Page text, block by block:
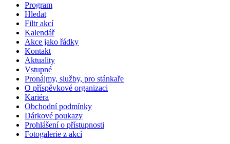
Program
Hledat
Filtr akcí
Kalendář
Akce jako řádky
Kontakt
Aktuality
Vstupné
Pronájmy, služby, pro stánkaře
O příspěvkové organizaci
Kariéra
Obchodní podmínky
Dárkové poukazy
Prohlášení o přístupnosti
Fotogalerie z akcí